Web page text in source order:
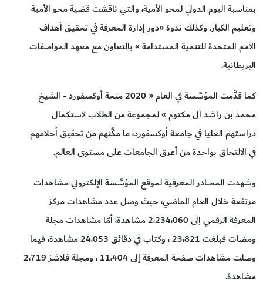
بمناسبة اليوم الدولي لمحو الأمية، والتي ناقشت قضية محو الأمية
وتعليم الكبار. وكذلك ندوة «دور إدارة المعرفة في تحقيق أهداف
الأمم المتحدة للتنمية المستدامة » بالتعاون مع معهد المواصفات
البريطانية.
كما قدَّمت المؤسَّسة في العام « 2020 منحة أوكسفورد - الشيخ
محمد بن راشد آل مكتوم » لمجموعة من الطلاب لاستكمال
دراستهم العليا في جامعة أوكسفورد، ما مكَّنهم من تحقيق أحلامهم
في الالتحاق بواحدة من أعرق الجامعات على مستوى العالم.
وشهدت المصادر المعرفية لموقع المؤسَّسة الإلكتروني مشاهدات
مرتفعة خلال العام الماضي، حيث وصل عدد مشاهدات مركز
المعرفة الرقمي إلى 2،234،060 مشاهدة، أمّا مشاهدات مجلة
ومضات فبلغت 23،821 ، وكتاب في دقائق 24،053 مشاهدة، فيما
وصلت مشاهدات صفحة المعرفة إلى 11،404 ، ومجلة فلاشز 2،719
مشاهدة.